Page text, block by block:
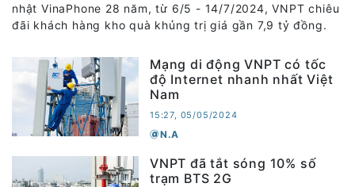
nhật VinaPhone 28 năm, từ 6/5 - 14/7/2024, VNPT chiêu
đãi khách hàng kho quà khủng trị giá gần 7,9 tỷ đồng.
Mạng di động VNPT có tốc
độ Internet nhanh nhất Việt
Nam
15:27, 05/05/2024
N.A
VNPT đã tắt sóng 10% số
trạm BTS 2G